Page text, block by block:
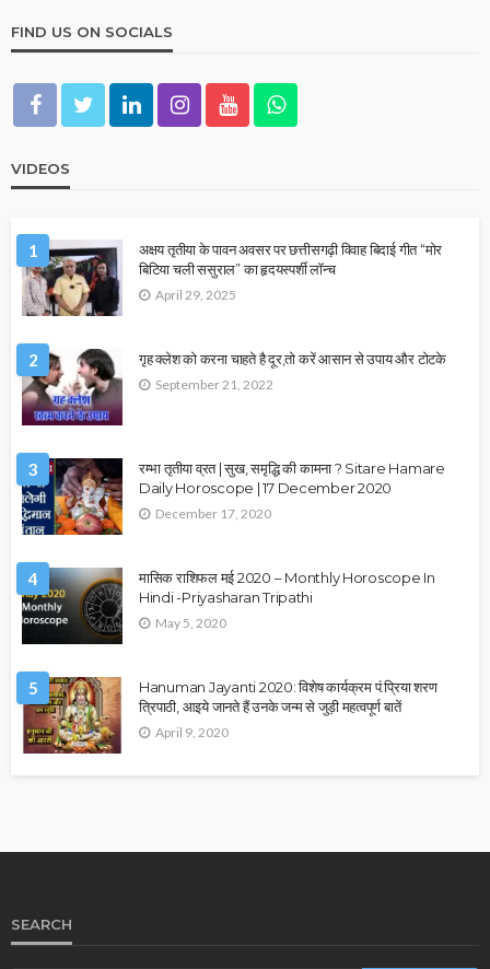
FIND US ON SOCIALS
VIDEOS
1
अक्षय तृतीया के पावन अवसर पर छत्तीसगढ़ी विवाह बिदाई गीत “मोर
बिटिया चली ससुराल” का हृदयस्पर्शी लॉन्च
April 29, 2025
2 गृह क्लेश को करना चाहते है दूर,तो करें आसान से उपाय और टोटके
September 21, 2022
3
रम्भा तृतीया व्रत | सुख, समृद्धि की कामना ? Sitare Hamare
Daily Horoscope | 17 December 2020
December 17, 2020
4
मासिक राशिफल मई 2020 – Monthly Horoscope In
Hindi -Priyasharan Tripathi
May 5, 2020
5
Hanuman Jayanti 2020: विशेष कार्यक्रम पं.प्रिया शरण
त्रिपाठी, आइये जानते हैं उनके जन्म से जुड़ी महत्वपूर्ण बातें
April 9, 2020
SEARCH